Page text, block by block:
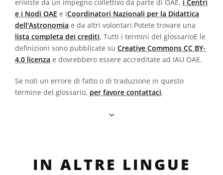
eriviste da un impegno collettivo da parte di OAE, i Centri
e i Nodi OAE e iCoordinatori Nazionali per la Didattica
dell'Astronomia e da altri volontari.Potete trovare una
lista completa dei crediti, Tutti i termini del glossarioE le
definizioni sono pubblicate su Creative Commons CC BY-
4.0 licenza e dovrebbero essere accreditate ad IAU OAE.
Se noti un errore di fatto o di traduzione in questo
termine del glossario, per favore contattaci.
IN ALTRE LINGUE